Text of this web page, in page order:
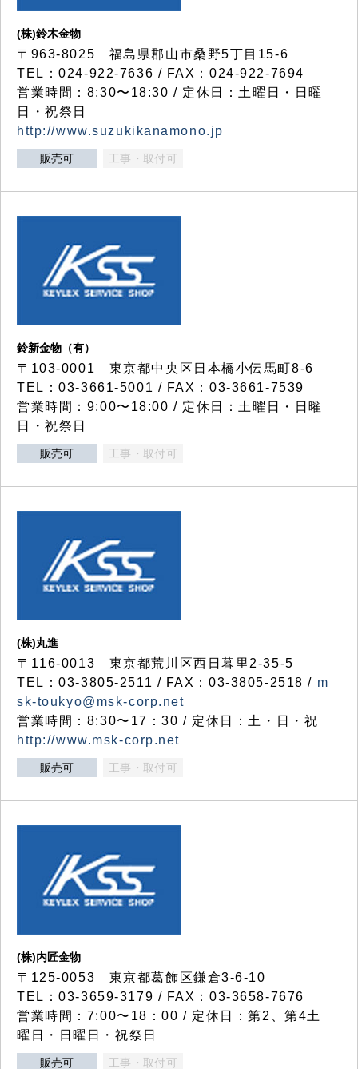
(株)鈴木金物
〒963-8025 福島県郡山市桑野5丁目15-6
TEL：024-922-7636 / FAX：024-922-7694
営業時間：8:30〜18:30 / 定休日：土曜日・日曜
日・祝祭日
http://www.suzukikanamono.jp
販売可 工事・取付可
鈴新金物（有）
〒103-0001 東京都中央区日本橋小伝馬町8-6
TEL：03-3661-5001 / FAX：03-3661-7539
営業時間：9:00〜18:00 / 定休日：土曜日・日曜
日・祝祭日
販売可 工事・取付可
(株)丸進
〒116-0013 東京都荒川区西日暮里2-35-5
TEL：03-3805-2511 / FAX：03-3805-2518 / m
sk-toukyo@msk-corp.net
営業時間：8:30〜17：30 / 定休日：土・日・祝
http://www.msk-corp.net
販売可 工事・取付可
(株)内匠金物
〒125-0053 東京都葛飾区鎌倉3-6-10
TEL：03-3659-3179 / FAX：03-3658-7676
営業時間：7:00〜18：00 / 定休日：第2、第4土
曜日・日曜日・祝祭日
販売可 工事・取付可